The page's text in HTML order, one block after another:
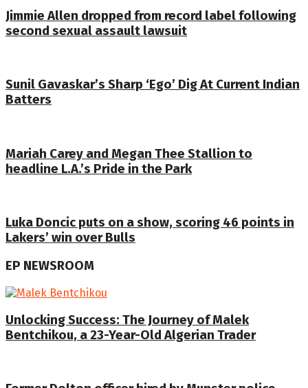
Jimmie Allen dropped from record label following
second sexual assault lawsuit
Sunil Gavaskar’s Sharp ‘Ego’ Dig At Current Indian
Batters
Mariah Carey and Megan Thee Stallion to
headline L.A.’s Pride in the Park
Luka Doncic puts on a show, scoring 46 points in
Lakers’ win over Bulls
EP NEWSROOM
Unlocking Success: The Journey of Malek
Bentchikou, a 23-Year-Old Algerian Trader